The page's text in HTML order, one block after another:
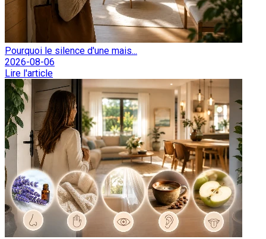
Pourquoi le silence d'une mais...
2026-08-06
Lire l'article